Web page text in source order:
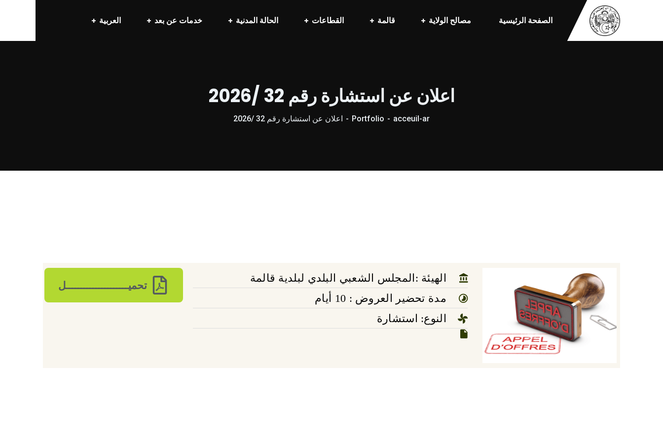
الصفحة الرئيسية مصالح الولاية قالمة القطاعات الحالة المدنية خدمات عن بعد العربية
اعلان عن استشارة رقم 32 /2026
acceuil-ar
Portfolio اعلان عن استشارة رقم 32 /2026
الهيئة :المجلس الشعبي البلدي لبلدية قالمة
مدة تحضير العروض : 10 أيام
النوع: استشارة
تحميـــــــــــــــــــــل